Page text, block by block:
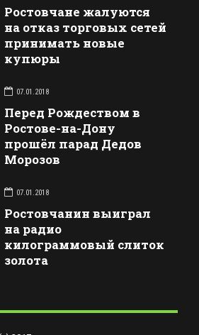
Ростовчане жалуются
на отказ торговых сетей
принимать новые
купюры
07.01.2018
Перед Рождеством в
Ростове-на-Дону
прошёл парад Дедов
Морозов
07.01.2018
Ростовчанин выиграл
на радио
килограммовый слиток
золота